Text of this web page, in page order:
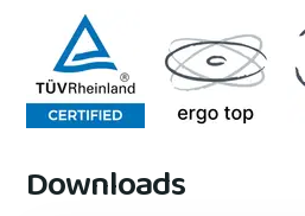
Downloads